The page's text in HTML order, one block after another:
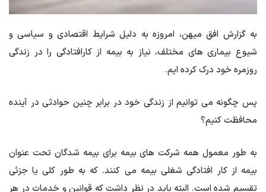
به گزارش افق میهن، امروزه به دلیل شرایط اقتصادی و سیاسی و
شیوع بیماری های مختلف، نیاز به بیمه از کارافتادگی را در زندگی
روزمره خود درک کرده ایم.
پس چگونه می توانیم از زندگی خود در برابر چنین حوادثی در آینده
محافظت کنیم؟
به طور معمول همه شرکت های بیمه برای بیمه شدگان تحت عنوان
بیمه از کار افتادگی شغلی بیمه می کنند. که به طور کلی یا جزئی
تقسیم شده است. البته باید در نظر داشت که قوانین و خدمات در هر